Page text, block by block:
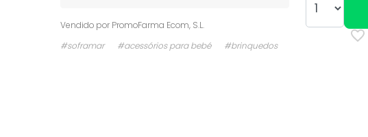
Vendido por PromoFarma Ecom, S.L.
#soframar
#acessórios para bebé #brinquedos